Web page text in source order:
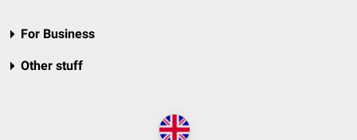
For Business
Other stuff